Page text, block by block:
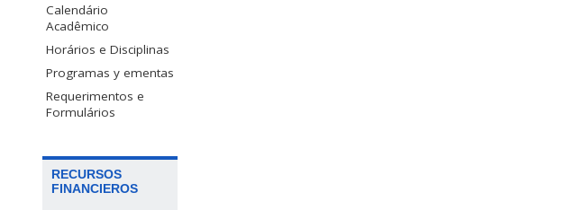
Calendário
Acadêmico
Horários e Disciplinas
Programas y ementas
Requerimentos e
Formulários
RECURSOS
FINANCIEROS